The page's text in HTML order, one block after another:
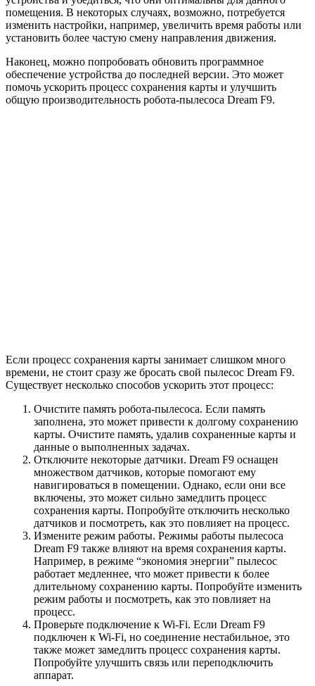
помещения. В некоторых случаях, возможно, потребуется
изменить настройки, например, увеличить время работы или
установить более частую смену направления движения.
Наконец, можно попробовать обновить программное
обеспечение устройства до последней версии. Это может
помочь ускорить процесс сохранения карты и улучшить
общую производительность робота-пылесоса Dream F9.
Если процесс сохранения карты занимает слишком много
времени, не стоит сразу же бросать свой пылесос Dream F9.
Существует несколько способов ускорить этот процесс:
Очистите память робота-пылесоса. Если память
заполнена, это может привести к долгому сохранению
карты. Очистите память, удалив сохраненные карты и
данные о выполненных задачах.
Отключите некоторые датчики. Dream F9 оснащен
множеством датчиков, которые помогают ему
навигироваться в помещении. Однако, если они все
включены, это может сильно замедлить процесс
сохранения карты. Попробуйте отключить несколько
датчиков и посмотреть, как это повлияет на процесс.
Измените режим работы. Режимы работы пылесоса
Dream F9 также влияют на время сохранения карты.
Например, в режиме “экономия энергии” пылесос
работает медленнее, что может привести к более
длительному сохранению карты. Попробуйте изменить
режим работы и посмотреть, как это повлияет на
процесс.
Проверьте подключение к Wi-Fi. Если Dream F9
подключен к Wi-Fi, но соединение нестабильное, это
также может замедлить процесс сохранения карты.
Попробуйте улучшить связь или переподключить
аппарат.